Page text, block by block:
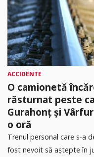
ACCIDENTE
O camionetă
răsturnat peste
Gurahonț și
o oră
Trenul personal care s-a
fost nevoit să aștepte în